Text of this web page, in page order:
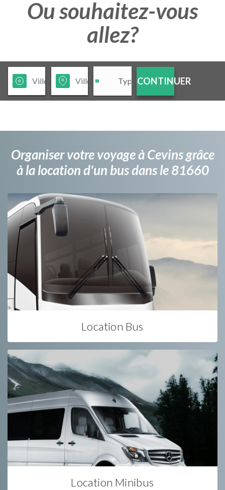
Ou souhaitez-vous
allez?
CONTINUER
Organiser votre voyage à Cevins grâce
à la location d'un bus dans le 81660
Location Bus
Location Minibus